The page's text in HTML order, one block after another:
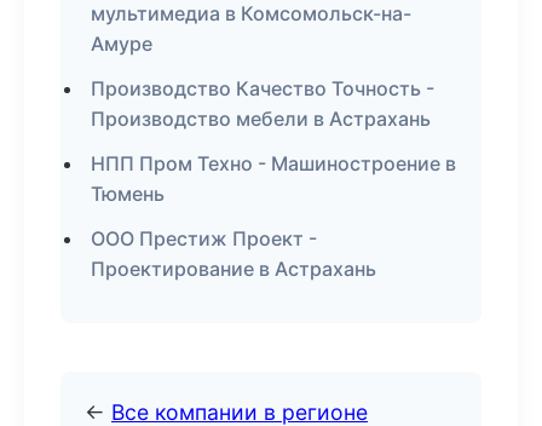
мультимедиа в Комсомольск-на-
Амуре
Производство Качество Точность -
Производство мебели в Астрахань
НПП Пром Техно - Машиностроение в
Тюмень
ООО Престиж Проект -
Проектирование в Астрахань
← Все компании в регионе